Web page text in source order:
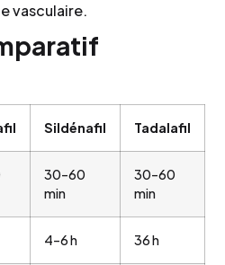
vasculaire.
Sildénafil Tadalafil
30–60
min
30–60
min
4–6 h 36 h